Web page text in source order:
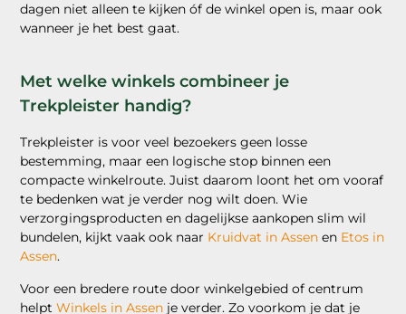
dagen niet alleen te kijken óf de winkel open is, maar ook
wanneer je het best gaat.
Met welke winkels combineer je
Trekpleister handig?
Trekpleister is voor veel bezoekers geen losse
bestemming, maar een logische stop binnen een
compacte winkelroute. Juist daarom loont het om vooraf
te bedenken wat je verder nog wilt doen. Wie
verzorgingsproducten en dagelijkse aankopen slim wil
bundelen, kijkt vaak ook naar Kruidvat in Assen en Etos in
Assen.
Voor een bredere route door winkelgebied of centrum
helptWinkels in Assen je verder. Zo voorkom je dat je